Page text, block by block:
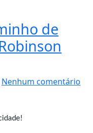
de
Nenhum comentário